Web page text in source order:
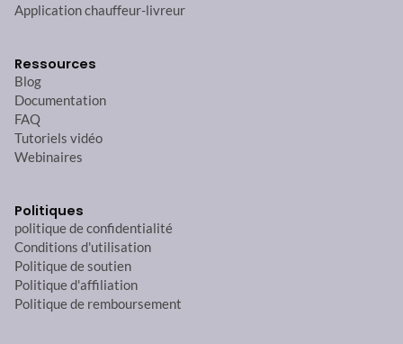
Application chauffeur-livreur
Ressources
Blog
Documentation
FAQ
Tutoriels vidéo
Webinaires
Politiques
politique de confidentialité
Conditions d'utilisation
Politique de soutien
Politique d'affiliation
Politique de remboursement